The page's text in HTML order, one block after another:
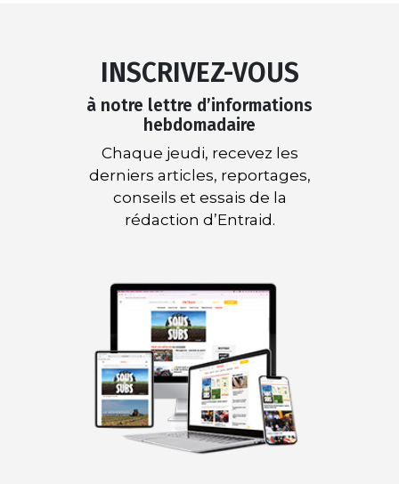
INSCRIVEZ-VOUS
à notre lettre d’informations
hebdomadaire
Chaque jeudi, recevez les
derniers articles, reportages,
conseils et essais de la
rédaction d’Entraid.